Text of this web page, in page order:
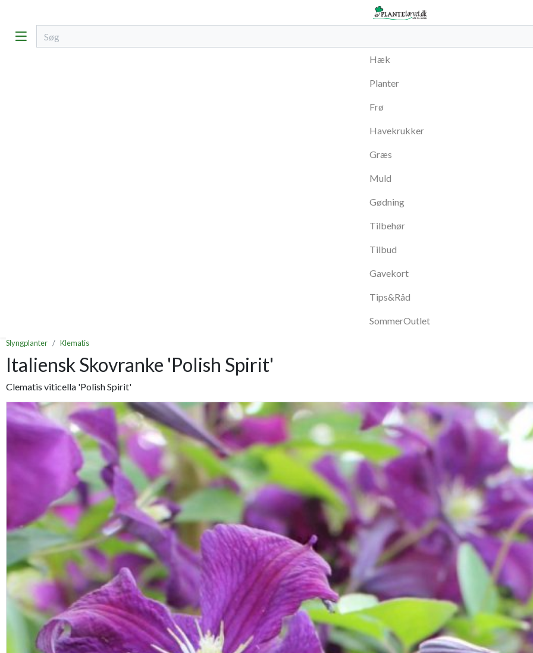
Hæk
Planter
Frø
Havekrukker
Græs
Muld
Gødning
Tilbehør
Tilbud
Gavekort
Tips&Råd
SommerOutlet
Slyngplanter Klematis
Italiensk Skovranke 'Polish Spirit'
Clematis viticella 'Polish Spirit'